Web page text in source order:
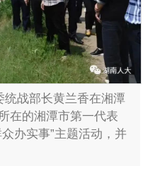
统战部长黄兰香在湘潭
在的湘潭市第一代表
办实事”主题活动，并